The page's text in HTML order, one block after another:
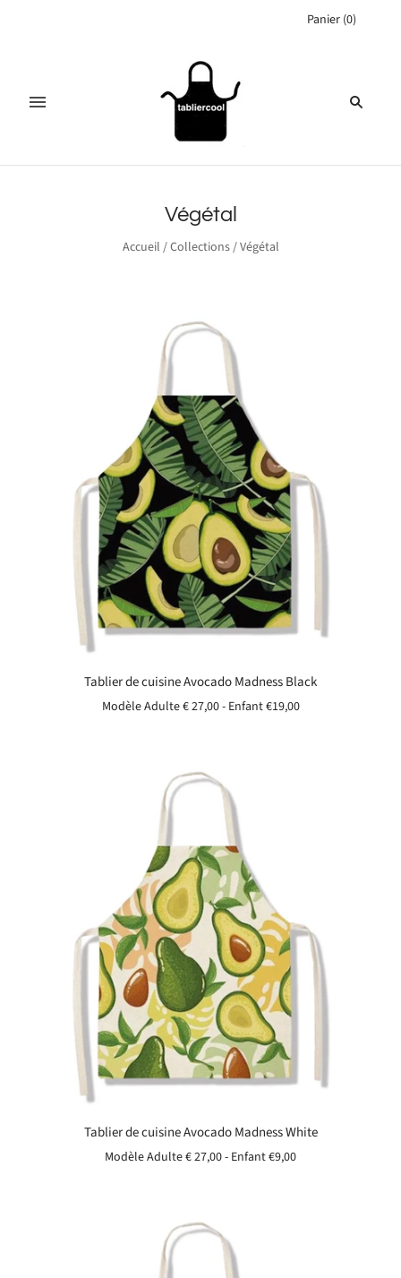
Panier (0)
Végétal
Accueil /Collections/Végétal
Tablier de cuisine Avocado Madness Black
Modèle Adulte € 27,00 - Enfant€19,00
Tablier de cuisine Avocado Madness White
Modèle Adulte € 27,00 - Enfant€9,00